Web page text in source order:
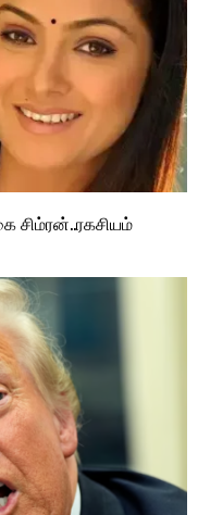
சிம்ரன்..ரகசியம்